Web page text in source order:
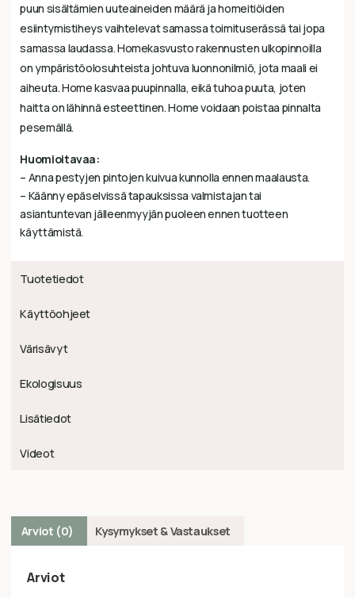
puun sisältämien uuteaineiden määrä ja homeitiöiden
esiintymistiheys vaihtelevat samassa toimituserässä tai jopa
samassa laudassa. Homekasvusto rakennusten ulkopinnoilla
on ympäristöolosuhteista johtuva luonnonilmiö, jota maali ei
aiheuta. Home kasvaa puupinnalla, eikä tuhoa puuta, joten
haitta on lähinnä esteettinen. Home voidaan poistaa pinnalta
pesemällä.
Huomioitavaa:
– Anna pestyjen pintojen kuivua kunnolla ennen maalausta.
– Käänny epäselvissä tapauksissa valmistajan tai
asiantuntevan jälleenmyyjän puoleen ennen tuotteen
käyttämistä.
Tuotetiedot
Käyttöohjeet
Värisävyt
Ekologisuus
Lisätiedot
Videot
Arviot (0) Kysymykset & Vastaukset
Arviot